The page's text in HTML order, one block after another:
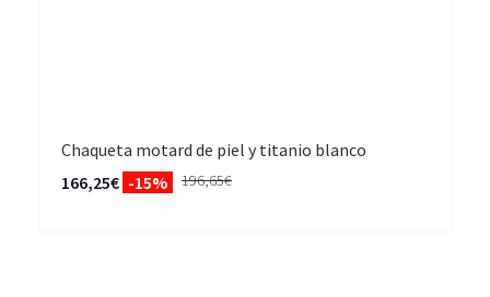
Chaqueta motard de piel y titanio blanco
166,25€ -15% 196,65€